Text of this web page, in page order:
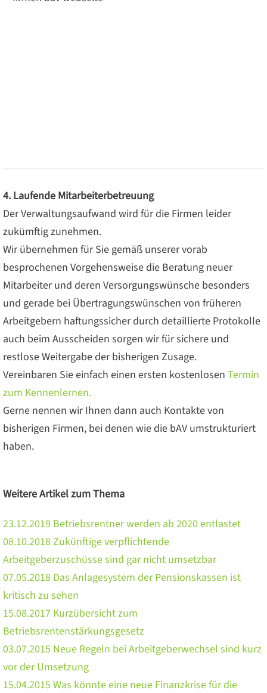
4. Laufende Mitarbeiterbetreuung
Der Verwaltungsaufwand wird für die Firmen leider
zukümftig zunehmen.
Wir übernehmen für Sie gemäß unserer vorab
besprochenen Vorgehensweise die Beratung neuer
Mitarbeiter und deren Versorgungswünsche besonders
und gerade bei Übertragungswünschen von früheren
Arbeitgebern haftungssicher durch detaillierte Protokolle
auch beim Ausscheiden sorgen wir für sichere und
restlose Weitergabe der bisherigen Zusage.
Vereinbaren Sie einfach einen ersten kostenlosen Termin
zum Kennenlernen.
Gerne nennen wir Ihnen dann auch Kontakte von
bisherigen Firmen, bei denen wie die bAV umstrukturiert
haben.
Weitere Artikel zum Thema
23.12.2019 Betriebsrentner werden ab 2020 entlastet
08.10.2018 Zukünftige verpflichtende
Arbeitgeberzuschüsse sind gar nicht umsetzbar
07.05.2018 Das Anlagesystem der Pensionskassen ist
kritisch zu sehen
15.08.2017 Kurzübersicht zum
Betriebsrentenstärkungsgesetz
03.07.2015 Neue Regeln bei Arbeitgeberwechsel sind kurz
vor der Umsetzung
15.04.2015 Was könnte eine neue Finanzkrise für die